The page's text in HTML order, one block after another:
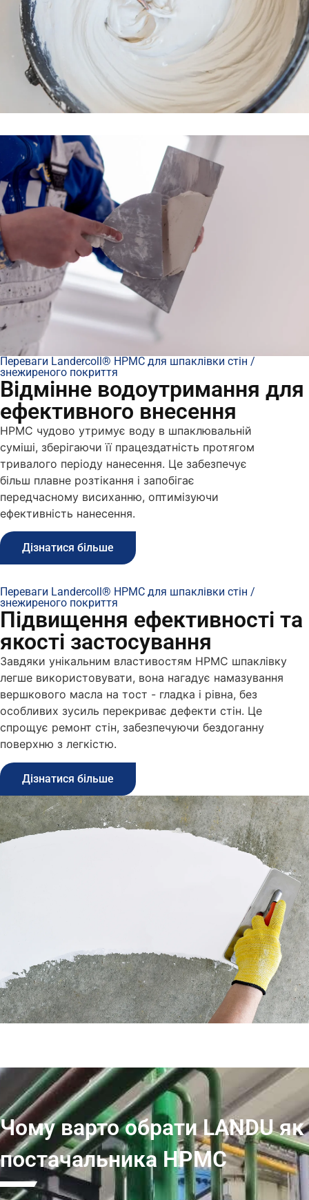
Переваги Landercoll® HPMC для шпаклівки стін /
знежиреного покриття
Відмінне водоутримання для
ефективного внесення
HPMC чудово утримує воду в шпаклювальній
суміші, зберігаючи її працездатність протягом
тривалого періоду нанесення. Це забезпечує
більш плавне розтікання і запобігає
передчасному висиханню, оптимізуючи
ефективність нанесення.
Дізнатися більше
Переваги Landercoll® HPMC для шпаклівки стін /
знежиреного покриття
Підвищення ефективності та
якості застосування
Завдяки унікальним властивостям HPMC шпаклівку
легше використовувати, вона нагадує намазування
вершкового масла на тост - гладка і рівна, без
особливих зусиль перекриває дефекти стін. Це
спрощує ремонт стін, забезпечуючи бездоганну
поверхню з легкістю.
Дізнатися більше
Чому варто обрати LANDU як
постачальника HPMC